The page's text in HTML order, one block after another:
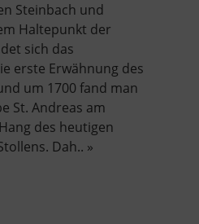
Steinbach und
Haltepunkt der
sich das
erste Erwähnung des
um 1700 fand man
St. Andreas am
des heutigen
Dah.. »